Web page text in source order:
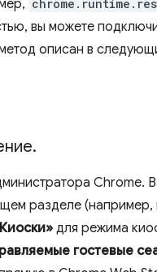
вы можете
описан в
.
Chrome.
разделе (например,
для режима
гостевые